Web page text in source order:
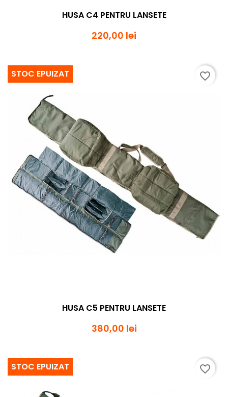
HUSA C4 PENTRU LANSETE
220,00 lei
HUSA C5 PENTRU LANSETE
380,00 lei
STOC EPUIZAT favorite_border
STOC EPUIZAT favorite_border